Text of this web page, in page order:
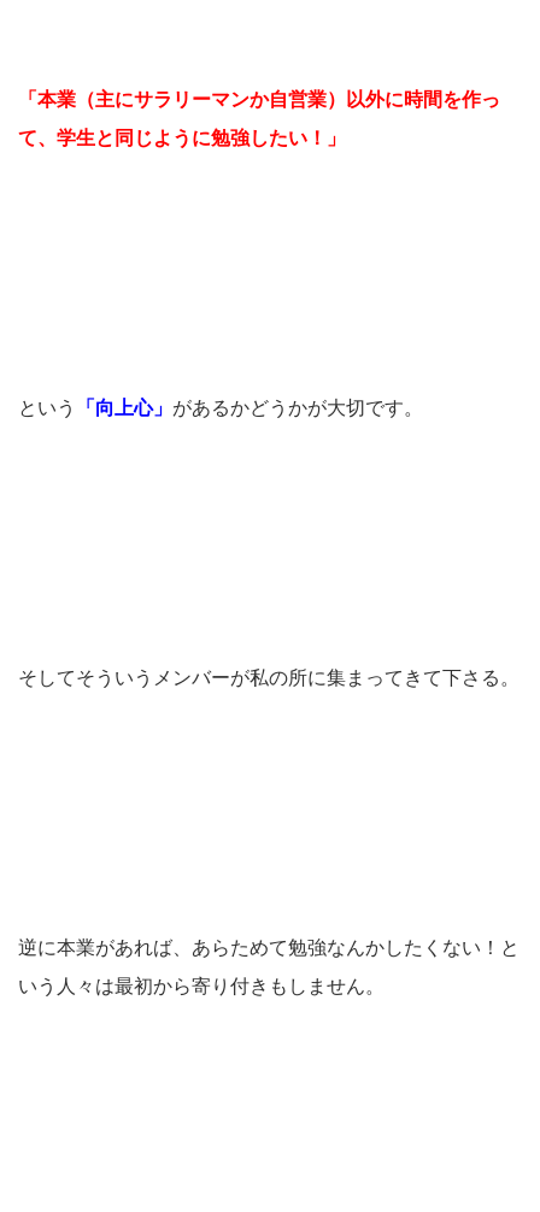
「本業（主にサラリーマンか自営業）以外に時間を作っ
て、学生と同じように勉強したい！」
という 「向上心」 があるかどうかが大切です。
そしてそういうメンバーが私の所に集まってきて下さる。
逆に本業があれば、あらためて勉強なんかしたくない！と
いう人々は最初から寄り付きもしません。